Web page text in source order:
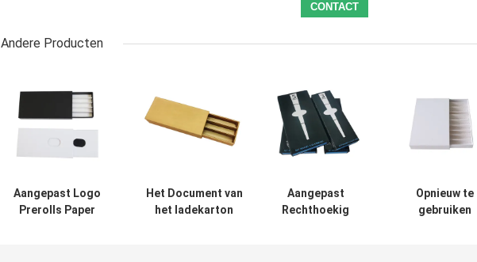
Andere Producten
Aangepast Logo
Prerolls Paper
Het Document van
het ladekarton
Aangepast
Rechthoekig
Opnieuw te
gebruiken